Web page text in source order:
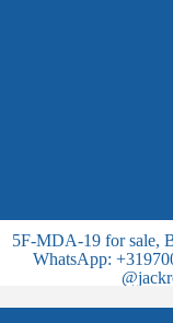
5F-MDA-19 for sale,
WhatsApp: